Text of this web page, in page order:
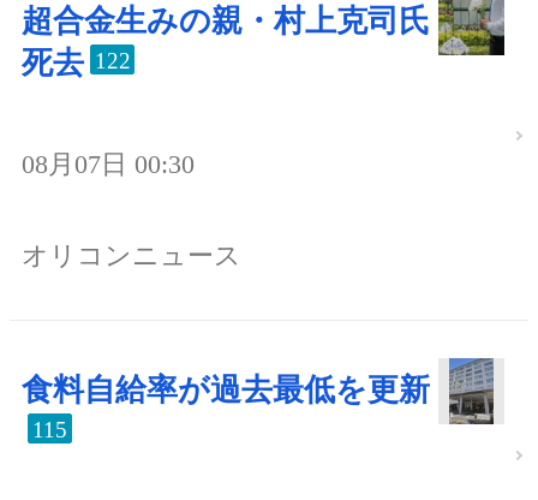
超合金生みの親・村上克司氏
死去 122
08月07日 00:30
オリコンニュース
食料自給率が過去最低を更新
115